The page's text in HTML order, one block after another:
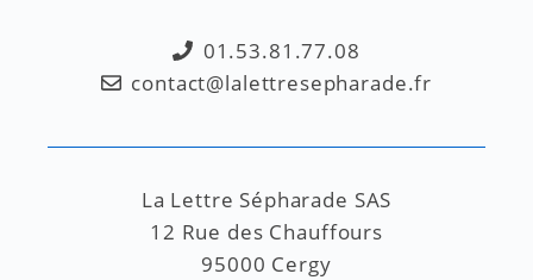
01.53.81.77.08
contact@lalettresepharade.fr
La Lettre Sépharade SAS
12 Rue des Chauffours
95000 Cergy